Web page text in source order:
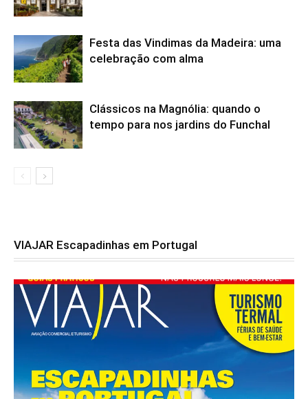
Festa das Vindimas da Madeira: uma
celebração com alma
Clássicos na Magnólia: quando o
tempo para nos jardins do Funchal
VIAJAR Escapadinhas em Portugal